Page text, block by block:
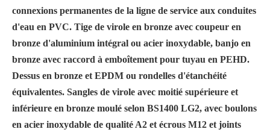
connexions permanentes de la ligne de service aux conduites
d'eau en PVC. Tige de virole en bronze avec coupeur en
bronze d'aluminium intégral ou acier inoxydable, banjo en
bronze avec raccord à emboîtement pour tuyau en PEHD.
Dessus en bronze et EPDM ou rondelles d'étanchéité
équivalentes. Sangles de virole avec moitié supérieure et
inférieure en bronze moulé selon BS1400 LG2, avec boulons
en acier inoxydable de qualité A2 et écrous M12 et joints